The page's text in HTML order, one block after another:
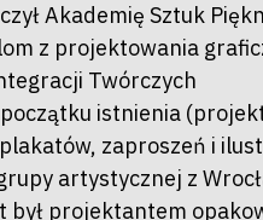
Akademię Sztuk
z projektowania
Twórczych
istnienia
zaproszeń i
artystycznej z
był projektantem